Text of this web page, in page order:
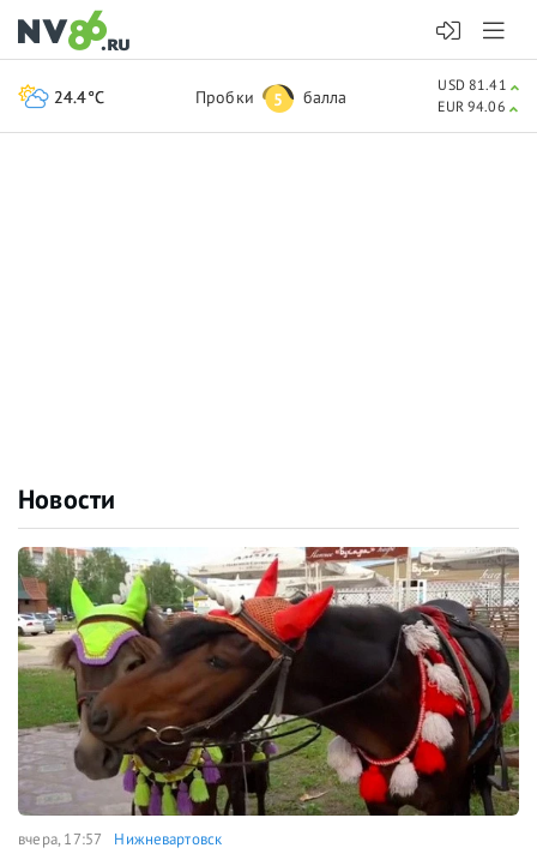
Новости
вчера, 17:57 Нижневартовск
24.4°C Пробки 5 балла
USD 81.41
EUR 94.06